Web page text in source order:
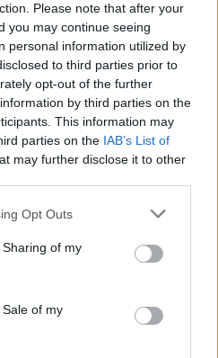
Please note that after your
you may continue seeing
personal information utilized by
to third parties prior to
opt-out of the further
by third parties on the
This information may
parties on the IAB’s List of
may further disclose it to other
Opt Outs
of my
of my
ΓΕΑ Αντιπτέραρχος
ο Αρχηγός του Γενικού
(ΓΕΑ), Αντιπτέραρχος (Ι)
επισκέφθηκε τη Σχολή